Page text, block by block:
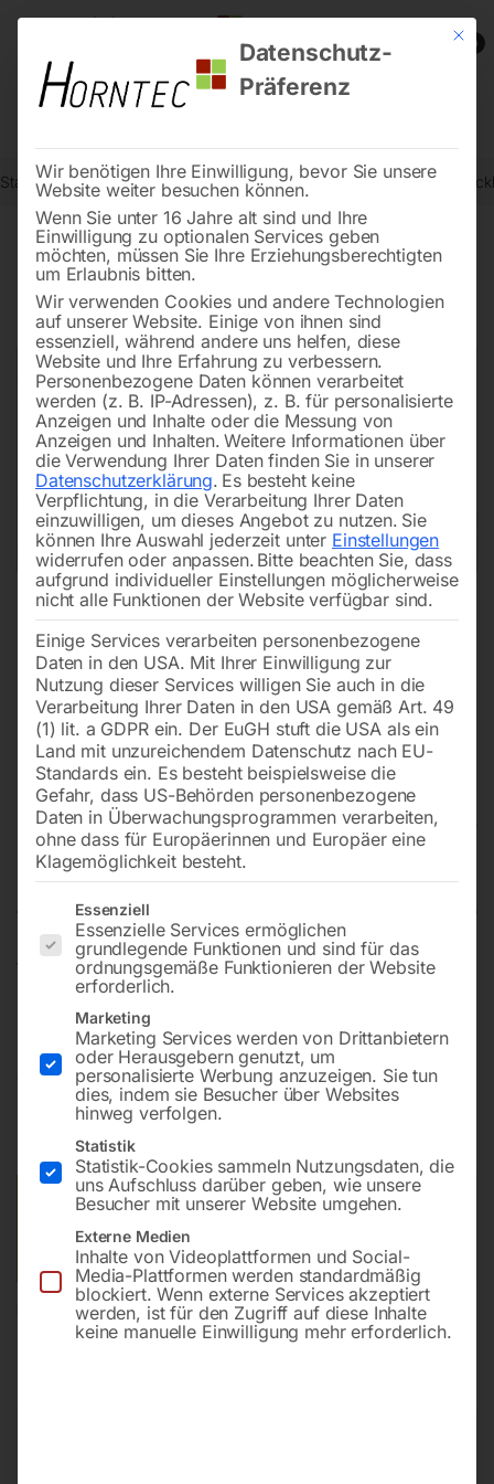
0
Start Drucklufttechnologie Schallgedämmte Kompressoren
Druckluftkessel 3,3 LT / 15 bar
für Kompressor SILENT ab Mod. 500 (1. Version
‘Chinook’)
168,00
inkl. MwSt. zzgl.Versandkosten
Lieferzeit:ca. 2 - 3 Tage
Versandkosten Standard (Österreich):€10,00
Bitte beachten Sie: Die Versandkosten gelten für Österreich.
Andere Länder können abweichen.
In den Warenkorb
Mit
Datenschutz-
Präferenz
Wir benötigen Ihre Einwilligung, bevor Sie unsere
Website weiter besuchen können.
Wenn Sie unter 16 Jahre alt sind und Ihre
Einwilligung zu optionalen Services geben
möchten, müssen Sie Ihre Erziehungsberechtigten
um Erlaubnis bitten.
Wir verwenden Cookies und andere Technologien
auf unserer Website. Einige von ihnen sind
essenziell, während andere uns helfen, diese
Website und Ihre Erfahrung zu verbessern.
Personenbezogene Daten können verarbeitet
werden (z. B. IP-Adressen), z. B. für personalisierte
Anzeigen und Inhalte oder die Messung von
Anzeigen und Inhalten. Weitere Informationen über
die Verwendung Ihrer Daten finden Sie in unserer
Datenschutzerklärung. Es besteht keine
Verpflichtung, in die Verarbeitung Ihrer Daten
einzuwilligen, um dieses Angebot zu nutzen. Sie
können Ihre Auswahl jederzeit unter Einstellungen
widerrufen oder anpassen. Bitte beachten Sie, dass
aufgrund individueller Einstellungen möglicherweise
nicht alle Funktionen der Website verfügbar sind.
Einige Services verarbeiten personenbezogene
Daten in den USA. Mit Ihrer Einwilligung zur
Nutzung dieser Services willigen Sie auch in die
Verarbeitung Ihrer Daten in den USA gemäß Art. 49
(1) lit. a GDPR ein. Der EuGH stuft die USA als ein
Land mit unzureichendem Datenschutz nach EU-
Standards ein. Es besteht beispielsweise die
Gefahr, dass US-Behörden personenbezogene
Daten in Überwachungsprogrammen verarbeiten,
ohne dass für Europäerinnen und Europäer eine
Klagemöglichkeit besteht.
Es folgt eine Liste der Service-Gruppen, für die eine
Essenziell
Essenzielle Services ermöglichen
grundlegende Funktionen und sind für das
ordnungsgemäße Funktionieren der Website
erforderlich.
Marketing
Marketing Services werden von Drittanbietern
oder Herausgebern genutzt, um
personalisierte Werbung anzuzeigen. Sie tun
dies, indem sie Besucher über Websites
hinweg verfolgen.
Statistik
Statistik-Cookies sammeln Nutzungsdaten, die
uns Aufschluss darüber geben, wie unsere
Besucher mit unserer Website umgehen.
Externe Medien
Inhalte von Videoplattformen und Social-
Media-Plattformen werden standardmäßig
blockiert. Wenn externe Services akzeptiert
werden, ist für den Zugriff auf diese Inhalte
keine manuelle Einwilligung mehr erforderlich.